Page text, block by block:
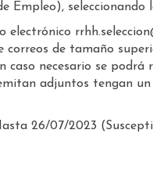
Empleo), seleccionando
electrónico
correos de tamaño
caso necesario se
adjuntos tengan
26/07/2023